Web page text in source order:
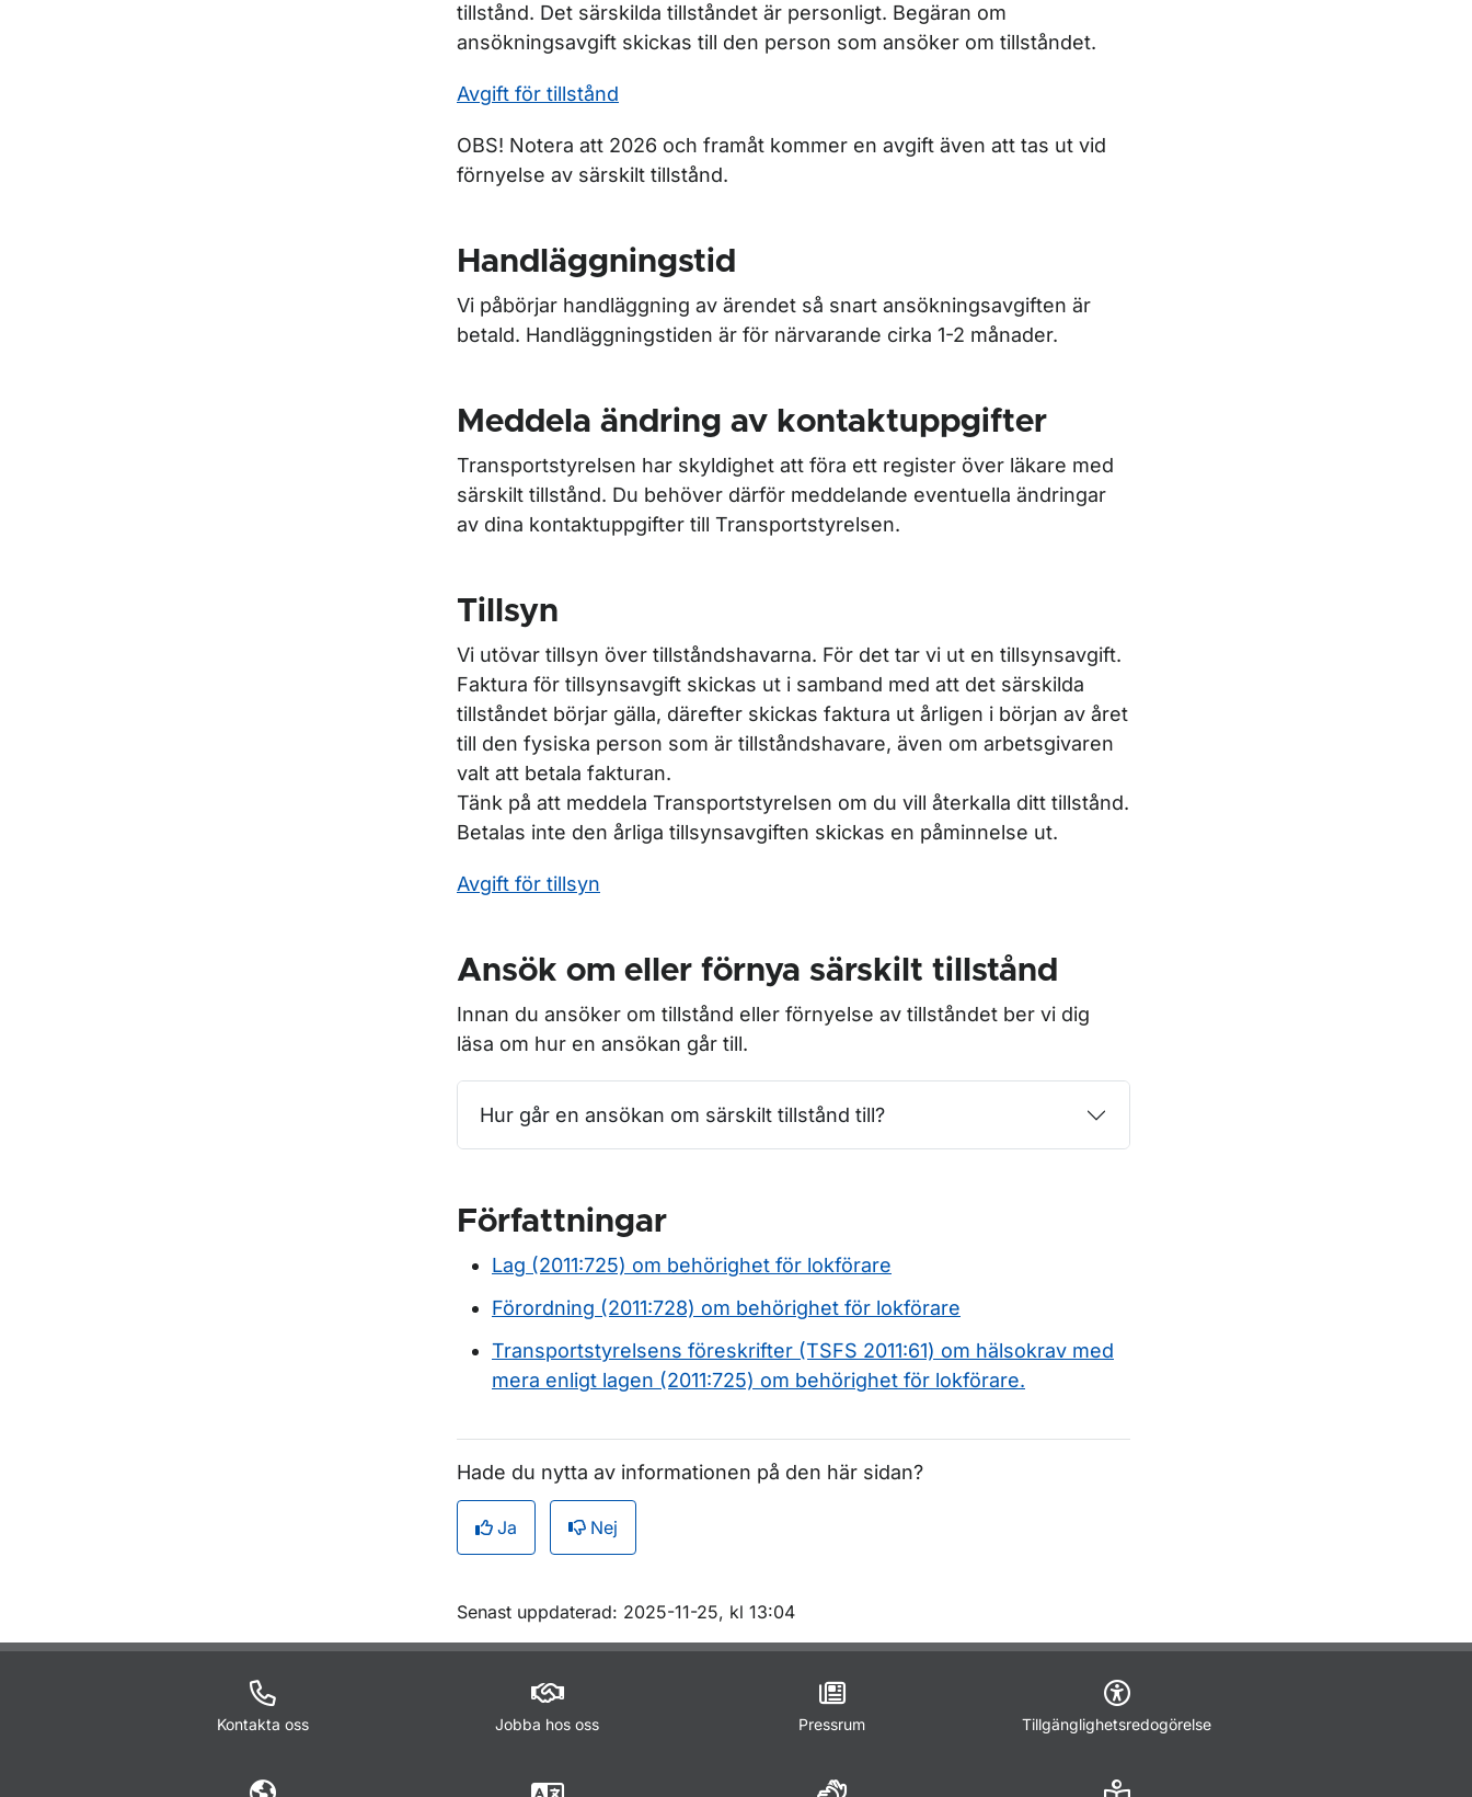
tillstånd. Det särskilda tillståndet är personligt. Begäran om
ansökningsavgift skickas till den person som ansöker om tillståndet.
Avgift för tillstånd
OBS! Notera att 2026 och framåt kommer en avgift även att tas ut vid
förnyelse av särskilt tillstånd.
Handläggningstid
Vi påbörjar handläggning av ärendet så snart ansökningsavgiften är
betald. Handläggningstiden är för närvarande cirka 1-2 månader.
Meddela ändring av kontaktuppgifter
Transportstyrelsen har skyldighet att föra ett register över läkare med
särskilt tillstånd. Du behöver därför meddelande eventuella ändringar
av dina kontaktuppgifter till Transportstyrelsen.
Tillsyn
Vi utövar tillsyn över tillståndshavarna. För det tar vi ut en tillsynsavgift.
Faktura för tillsynsavgift skickas ut i samband med att det särskilda
tillståndet börjar gälla, därefter skickas faktura ut årligen i början av året
till den fysiska person som är tillståndshavare, även om arbetsgivaren
valt att betala fakturan.
Tänk på att meddela Transportstyrelsen om du vill återkalla ditt tillstånd.
Betalas inte den årliga tillsynsavgiften skickas en påminnelse ut.
Avgift för tillsyn
Ansök om eller förnya särskilt tillstånd
Innan du ansöker om tillstånd eller förnyelse av tillståndet ber vi dig
läsa om hur en ansökan går till.
Hur går en ansökan om särskilt tillstånd till?
Författningar
Lag (2011:725) om behörighet för lokförare
Förordning (2011:728) om behörighet för lokförare
Transportstyrelsens föreskrifter (TSFS 2011:61) om hälsokrav med
mera enligt lagen (2011:725) om behörighet för lokförare.
Hade du nytta av informationen på den här sidan?
Ja Nej
Om sidan
Senast uppdaterad: 2025-11-25, kl 13:04
Kontakta oss Jobba hos oss Pressrum Tillgänglighetsredogörelse